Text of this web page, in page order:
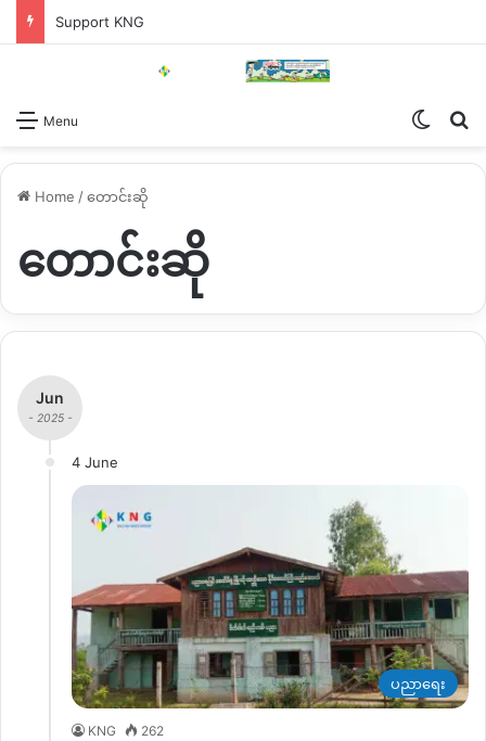
Support KNG
Menu
Home /တောင်းဆို
တောင်းဆို
Jun
- 2025 -
4 June
ပညာရေး
KNG 262